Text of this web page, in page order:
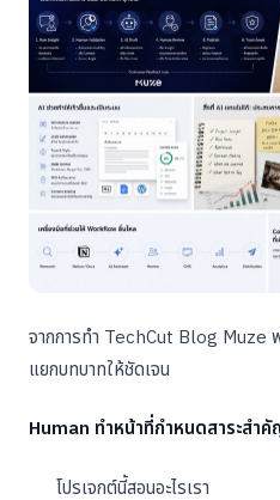
จากการทำ TechCut Blog Muze
แยกบทบาทให้ชัดเจน
Human ทำหน้าที่กำหนดสาระสำ
โปรเจกต์นี้สอนอะไรเรา